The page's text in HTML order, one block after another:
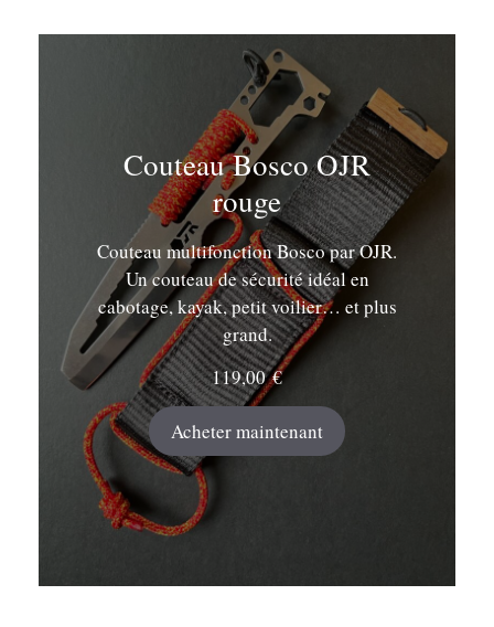
Couteau Bosco OJR
rouge
Couteau multifonction Bosco par OJR.
Un couteau de sécurité idéal en
cabotage, kayak, petit voilier… et plus
grand.
119,00€
Acheter maintenant